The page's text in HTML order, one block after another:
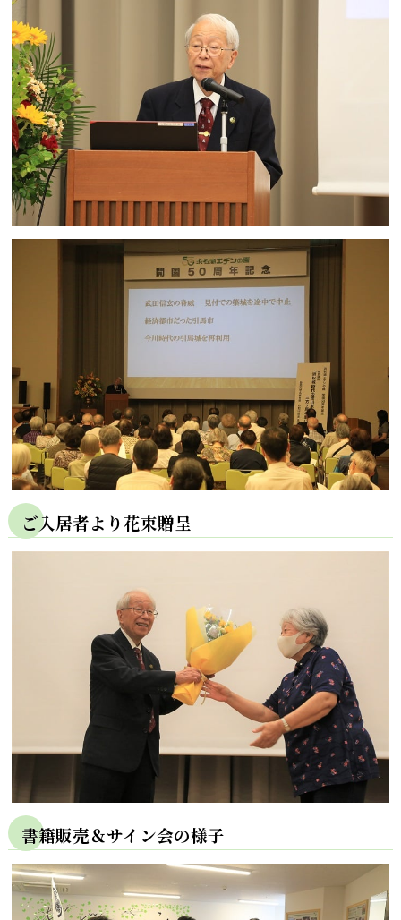
ご入居者より花束贈呈
書籍販売＆サイン会の様子